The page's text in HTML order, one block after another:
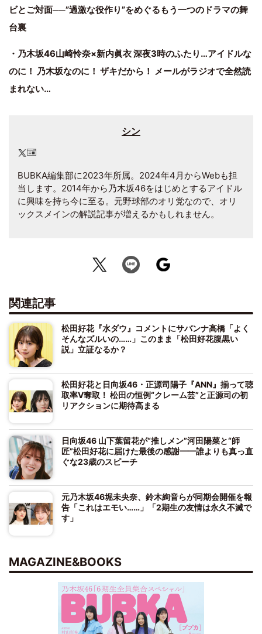
ビとご対面──”過激な役作り”をめぐるもう一つのドラマの舞
台裏
・乃木坂46山崎怜奈×新内眞衣 深夜3時のふたり…アイドルな
のに！ 乃木坂なのに！ ザキだから！ メールがラジオで全然読
まれない…
シン
BUBKA編集部に2023年所属。2024年4月からWebも担
当します。2014年から乃木坂46をはじめとするアイドル
に興味を持ち今に至る。元野球部のオリ党なので、オリ
ックスメインの解説記事が増えるかもしれません。
関連記事
松田好花『水ダウ』コメントにサバンナ高橋「よく
そんなズルいの……」このまま「松田好花腹黒い
説」立証なるか？
松田好花と日向坂46・正源司陽子『ANN』揃って聴
取率V奪取！ 松田の恒例“クレーム芸”と正源司の初
リアクションに期待高まる
日向坂46 山下葉留花が“推しメン”河田陽菜と“師
匠”松田好花に届けた最後の感謝━━誰よりも真っ直
ぐな23歳のスピーチ
元乃木坂46堀未央奈、鈴木絢音らが同期会開催を報
告「これはエモい……」「2期生の友情は永久不滅で
す」
MAGAZINE&BOOKS